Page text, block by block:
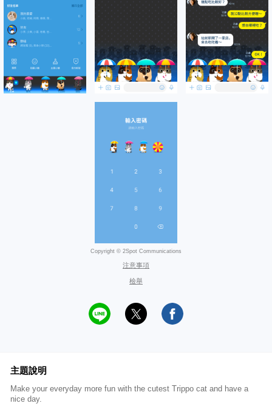
Copyright © 2Spot Communications
注意事項
檢舉
主題說明
Make your everyday more fun with the cutest Trippo cat and have a
nice day.